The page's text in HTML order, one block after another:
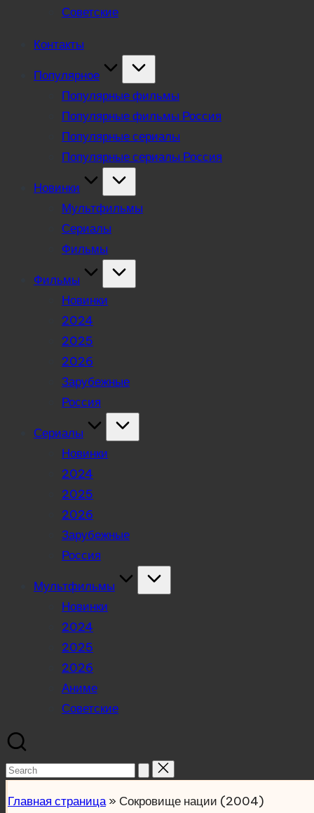
Советские
Контакты
Популярное
Популярные фильмы
Популярные фильмы Россия
Популярные сериалы
Популярные сериалы Россия
Новинки
Мультфильмы
Сериалы
Фильмы
Фильмы
Новинки
2024
2025
2026
Зарубежные
Россия
Сериалы
Новинки
2024
2025
2026
Зарубежные
Россия
Мультфильмы
Новинки
2024
2025
2026
Аниме
Советские
Search
Главная страница» Сокровище нации (2004)